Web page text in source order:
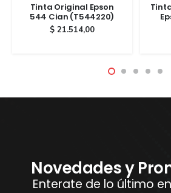
Tinta Original Epson
544 Cian (T544220)
$21.514,00
Novedades y
Enterate de lo último